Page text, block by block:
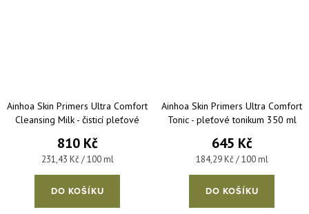
Ainhoa Skin Primers Ultra Comfort
Cleansing Milk - čisticí pleťové
810 Kč
Měrná cena:
231,43 Kč / 100 ml
DO KOŠÍKU
Ainhoa Skin Primers Ultra Comfort
Tonic - pleťové tonikum 350 ml
645 Kč
Měrná cena:
184,29 Kč / 100 ml
DO KOŠÍKU